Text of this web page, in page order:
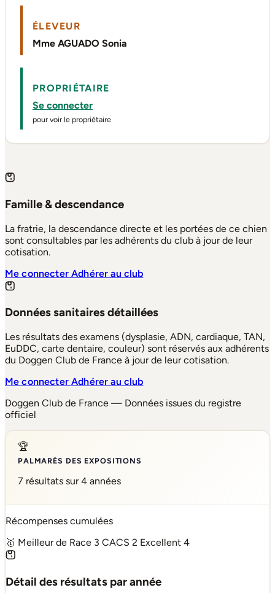
ÉLEVEUR
Mme AGUADO Sonia
PROPRIÉTAIRE
Se connecter
pour voir le propriétaire
Famille & descendance
La fratrie, la descendance directe et les portées de ce chien
sont consultables par les adhérents du club à jour de leur
cotisation.
Me connecterAdhérer au club
Données sanitaires détaillées
Les résultats des examens (dysplasie, ADN, cardiaque, TAN,
EuDDC, carte dentaire, couleur) sont réservés aux adhérents
du Doggen Club de France à jour de leur cotisation.
Me connecterAdhérer au club
Doggen Club de France — Données issues du registre
officiel
🏆
PALMARÈS DES EXPOSITIONS
7 résultats sur 4 années
Récompenses cumulées
🥇 Meilleur de Race 3 CACS 2 Excellent 4
Détail des résultats par année